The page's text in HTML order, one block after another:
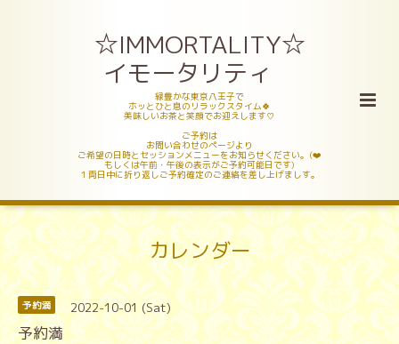
☆IMMORTALITY☆
イモータリティ
緑豊かな東京八王子で
ホッとひと息のリラックスタイム🍀
美味しいお茶と笑顔でお迎えします♡
ご予約は
お問い合わせのページより
ご希望の日時とセッションメニューをお知らせください。(❤️
もしくは午前・午後の表示がご予約可能日です)
１両日中に折り返しご予約確定のご連絡を差し上げましす。
カレンダー
予約満 2022-10-01 (Sat)
予約満